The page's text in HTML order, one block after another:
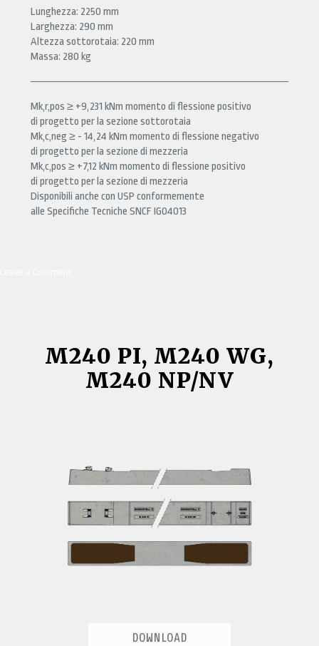
Lunghezza: 2250 mm
Larghezza: 290 mm
Altezza sottorotaia: 220 mm
Massa: 280 kg
Mk,r,pos ≥ +9,231 kNm momento di flessione positivo
di progetto per la sezione sottorotaia
Mk,c,neg ≥ - 14,24 kNm momento di flessione negativo
di progetto per la sezione di mezzeria
Mk,c,pos ≥ +7,12 kNm momento di flessione positivo
di progetto per la sezione di mezzeria
Disponibili anche con USP conformemente
alle Specifiche Tecniche SNCF IG04013
M440
NP/NV
M240 PI, M240 WG,
M240 NP/NV
DOWNLOAD